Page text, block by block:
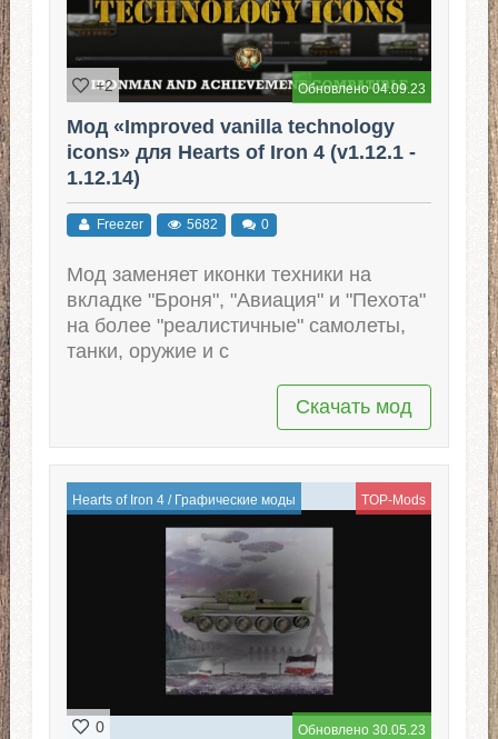
Обновлено 04.09.23
+2
Мод «Improved vanilla technology
icons» для Hearts of Iron 4 (v1.12.1 -
1.12.14)
Freezer 5682 0
Мод заменяет иконки техники на
вкладке "Броня", "Авиация" и "Пехота"
на более "реалистичные" самолеты,
танки, оружие и с
Скачать мод
Hearts of Iron 4/ Графические моды TOP-Mods
Обновлено 30.05.23
0